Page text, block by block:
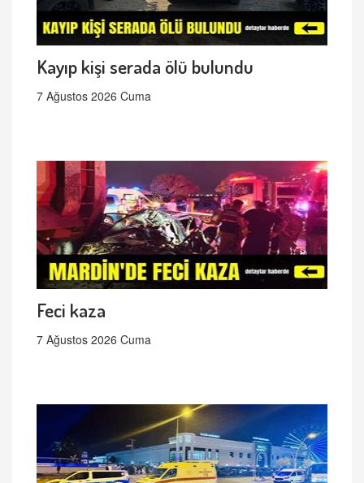
Kayıp kişi serada ölü bulundu
7 Ağustos 2026 Cuma
Feci kaza
7 Ağustos 2026 Cuma